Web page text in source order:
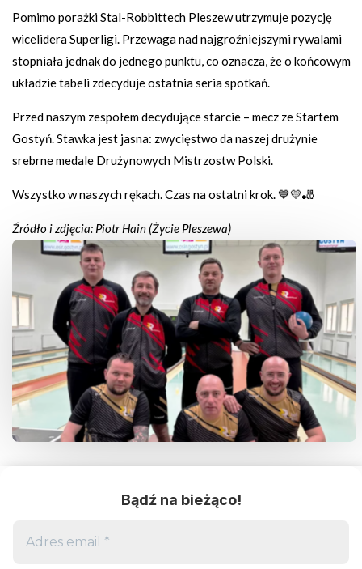
Pomimo porażki Stal-Robbittech Pleszew utrzymuje pozycję
wicelidera Superligi. Przewaga nad najgroźniejszymi rywalami
stopniała jednak do jednego punktu, co oznacza, że o końcowym
układzie tabeli zdecyduje ostatnia seria spotkań.
Przed naszym zespołem decydujące starcie – mecz ze Startem
Gostyń. Stawka jest jasna: zwycięstwo da naszej drużynie
srebrne medale Drużynowych Mistrzostw Polski.
Wszystko w naszych rękach. Czas na ostatni krok. 💙💛🎳
Źródło i zdjęcia: Piotr Hain (Życie Pleszewa)